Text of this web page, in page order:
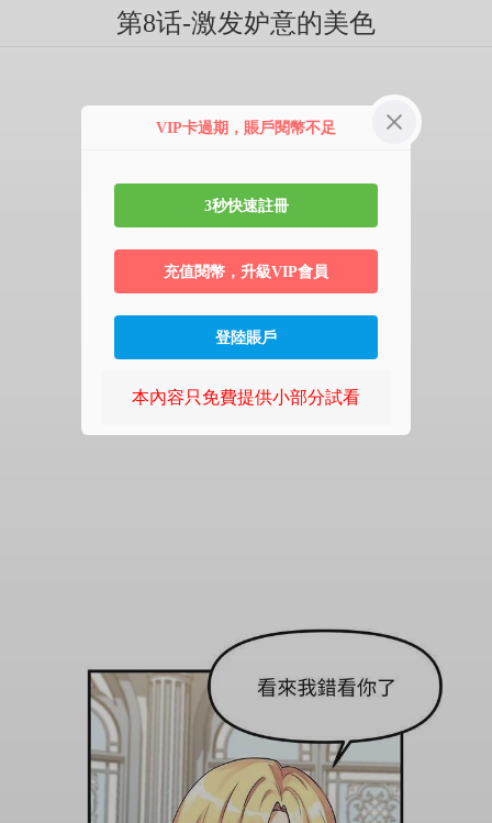
第8话-激发妒意的美色
VIP卡過期，賬戶閱幣不足
3秒快速註冊
充值閱幣，升級VIP會員
登陸賬戶
本內容只免費提供小部分試看